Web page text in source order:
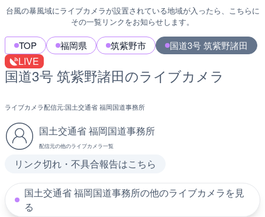
台風の暴風域にライブカメラが設置されている地域が入ったら、こちらに
その一覧リンクをお知らせします。
TOP 福岡県 筑紫野市 国道3号 筑紫野諸田
LIVE
国道3号 筑紫野諸田のライブカメラ
ライブカメラ配信元:国土交通省 福岡国道事務所
国土交通省 福岡国道事務所
配信元の他のライブカメラ一覧
リンク切れ・不具合報告はこちら
国土交通省 福岡国道事務所の他のライブカメラを見
る